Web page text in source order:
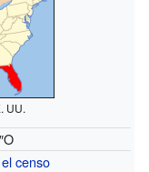
UU.
censo